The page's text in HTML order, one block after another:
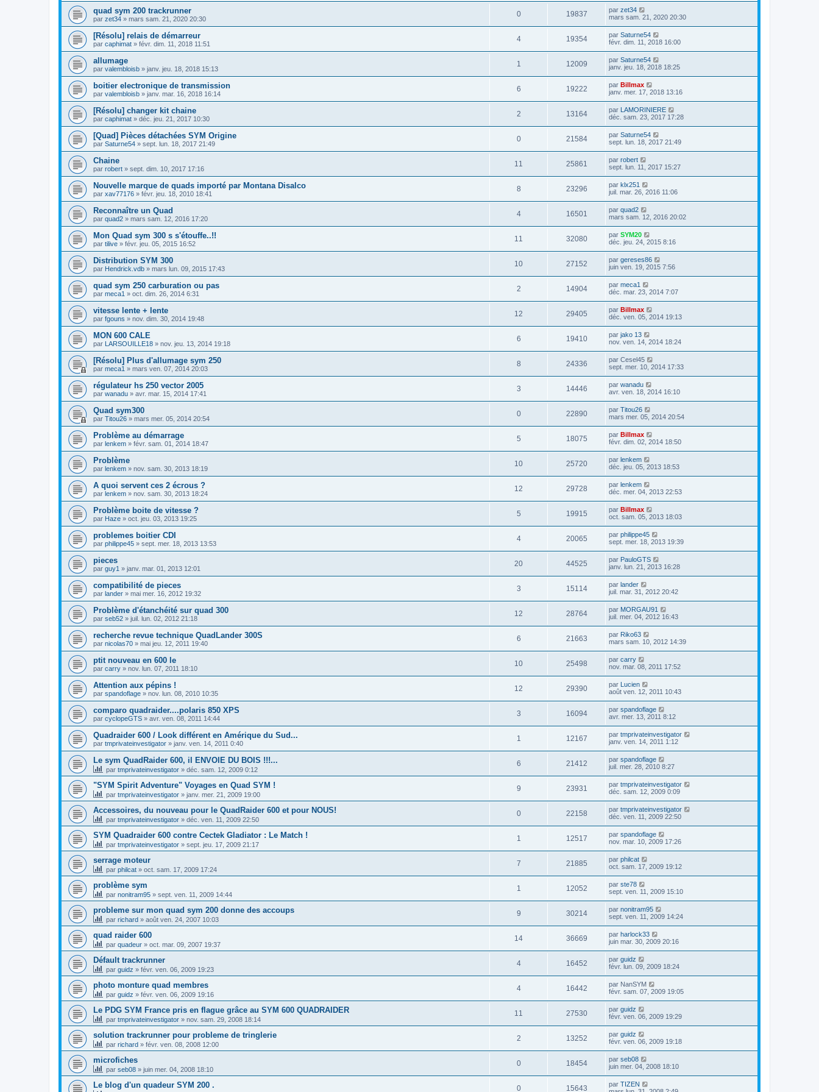
quad sym 200 trackrunner
par zet34 » mars sam. 21, 2020 20:30
0 19837 par zet34
mars sam. 21, 2020 20:30
[Résolu] relais de démarreur
par caphimat » févr. dim. 11, 2018 11:51
4 19354 par Saturne54
févr. dim. 11, 2018 16:00
allumage
par valembloisb » janv. jeu. 18, 2018 15:13
1 12009 par Saturne54
janv. jeu. 18, 2018 18:25
boitier electronique de transmission
par valembloisb » janv. mar. 16, 2018 16:14
6 19222 par Billmax
janv. mer. 17, 2018 13:16
[Résolu] changer kit chaine
par caphimat » déc. jeu. 21, 2017 10:30
2 13164 par LAMORINIERE
déc. sam. 23, 2017 17:28
[Quad] Pièces détachées SYM Origine
par Saturne54 » sept. lun. 18, 2017 21:49
0 21584 par Saturne54
sept. lun. 18, 2017 21:49
Chaine
par robert » sept. dim. 10, 2017 17:16
11 25861 par robert
sept. lun. 11, 2017 15:27
Nouvelle marque de quads importé par Montana Disalco
par xav77176 » févr. jeu. 18, 2010 18:41
8 23296 par klx251
juil. mar. 26, 2016 11:06
Reconnaître un Quad
par quad2 » mars sam. 12, 2016 17:20
4 16501 par quad2
mars sam. 12, 2016 20:02
Mon Quad sym 300 s s'étouffe..!!
par tilive » févr. jeu. 05, 2015 16:52
11 32080 par SYM20
déc. jeu. 24, 2015 8:16
Distribution SYM 300
par Hendrick.vdb » mars lun. 09, 2015 17:43
10 27152 par gereses86
juin ven. 19, 2015 7:56
quad sym 250 carburation ou pas
par meca1 » oct. dim. 26, 2014 6:31
2 14904 par meca1
déc. mar. 23, 2014 7:07
vitesse lente + lente
par fgouns » nov. dim. 30, 2014 19:48
12 29405 par Billmax
déc. ven. 05, 2014 19:13
MON 600 CALE
par LARSOUILLE18 » nov. jeu. 13, 2014 19:18
6 19410 par jako 13
nov. ven. 14, 2014 18:24
[Résolu] Plus d'allumage sym 250
par meca1 » mars ven. 07, 2014 20:03
8 24336 par Cesel45
sept. mer. 10, 2014 17:33
régulateur hs 250 vector 2005
par wanadu » avr. mar. 15, 2014 17:41
3 14446 par wanadu
avr. ven. 18, 2014 16:10
Quad sym300
par Titou26 » mars mer. 05, 2014 20:54
0 22890 par Titou26
mars mer. 05, 2014 20:54
Problème au démarrage
par lenkem » févr. sam. 01, 2014 18:47
5 18075 par Billmax
févr. dim. 02, 2014 18:50
Problème
par lenkem » nov. sam. 30, 2013 18:19
10 25720 par lenkem
déc. jeu. 05, 2013 18:53
A quoi servent ces 2 écrous ?
par lenkem » nov. sam. 30, 2013 18:24
12 29728 par lenkem
déc. mer. 04, 2013 22:53
Problème boite de vitesse ?
par Haze » oct. jeu. 03, 2013 19:25
5 19915 par Billmax
oct. sam. 05, 2013 18:03
problemes boitier CDI
par philippe45 » sept. mer. 18, 2013 13:53
4 20065 par philippe45
sept. mer. 18, 2013 19:39
pieces
par guy1 » janv. mar. 01, 2013 12:01
20 44525 par PauloGTS
janv. lun. 21, 2013 16:28
compatibilité de pieces
par lander » mai mer. 16, 2012 19:32
3 15114 par lander
juil. mar. 31, 2012 20:42
Problème d'étanchéité sur quad 300
par seb52 » juil. lun. 02, 2012 21:18
12 28764 par MORGAU91
juil. mer. 04, 2012 16:43
recherche revue technique QuadLander 300S
par nicolas70 » mai jeu. 12, 2011 19:40
6 21663 par Riko63
mars sam. 10, 2012 14:39
ptit nouveau en 600 le
par carry » nov. lun. 07, 2011 18:10
10 25498 par carry
nov. mar. 08, 2011 17:52
Attention aux pépins !
par spandoflage » nov. lun. 08, 2010 10:35
12 29390 par Lucien
août ven. 12, 2011 10:43
comparo quadraider....polaris 850 XPS
par cyclopeGTS » avr. ven. 08, 2011 14:44
3 16094 par spandoflage
avr. mer. 13, 2011 8:12
Quadraider 600 / Look différent en Amérique du Sud...
par tmprivateinvestigator » janv. ven. 14, 2011 0:40
1 12167 par tmprivateinvestigator
janv. ven. 14, 2011 1:12
Le sym QuadRaider 600, il ENVOIE DU BOIS !!!...
par tmprivateinvestigator » déc. sam. 12, 2009 0:12
6 21412 par spandoflage
juil. mer. 28, 2010 8:27
"SYM Spirit Adventure" Voyages en Quad SYM !
par tmprivateinvestigator » janv. mer. 21, 2009 19:00
9 23931 par tmprivateinvestigator
déc. sam. 12, 2009 0:09
Accessoires, du nouveau pour le QuadRaider 600 et pour NOUS!
par tmprivateinvestigator » déc. ven. 11, 2009 22:50
0 22158 par tmprivateinvestigator
déc. ven. 11, 2009 22:50
SYM Quadraider 600 contre Cectek Gladiator : Le Match !
par tmprivateinvestigator » sept. jeu. 17, 2009 21:17
1 12517 par spandoflage
nov. mar. 10, 2009 17:26
serrage moteur
par philcat » oct. sam. 17, 2009 17:24
7 21885 par philcat
oct. sam. 17, 2009 19:12
problème sym
par nonitram95 » sept. ven. 11, 2009 14:44
1 12052 par ste78
sept. ven. 11, 2009 15:10
probleme sur mon quad sym 200 donne des accoups
par richard » août ven. 24, 2007 10:03
9 30214 par nonitram95
sept. ven. 11, 2009 14:24
quad raider 600
par quadeur » oct. mar. 09, 2007 19:37
14 36669 par harlock33
juin mar. 30, 2009 20:16
Défault trackrunner
par guidz » févr. ven. 06, 2009 19:23
4 16452 par guidz
févr. lun. 09, 2009 18:24
photo monture quad membres
par guidz » févr. ven. 06, 2009 19:16
4 16442 par NanSYM
févr. sam. 07, 2009 19:05
Le PDG SYM France pris en flague grâce au SYM 600 QUADRAIDER
par tmprivateinvestigator » nov. sam. 29, 2008 18:14
11 27530 par guidz
févr. ven. 06, 2009 19:29
solution trackrunner pour probleme de tringlerie
par richard » févr. ven. 08, 2008 12:00
2 13252 par guidz
févr. ven. 06, 2009 19:18
microfiches
par seb08 » juin mer. 04, 2008 18:10
0 18454 par seb08
juin mer. 04, 2008 18:10
Le blog d'un quadeur SYM 200 . 0 15643 par TIZEN